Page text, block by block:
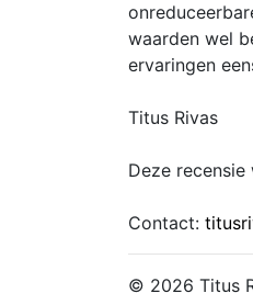
waarden wel
ervaringen
Titus Rivas
Deze
Contact:
© 2026 Titus